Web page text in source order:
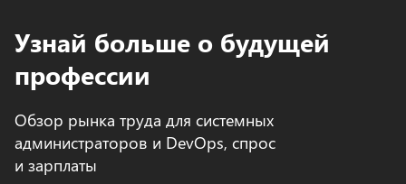
Узнай больше о будущей
профессии
Обзор рынка труда для системных
администраторов и DevOps, спрос
и зарплаты